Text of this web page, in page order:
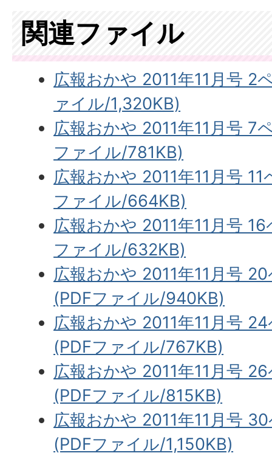
関連ファイル
広報おかや 2011年11月号 2
ァイル/1,320KB)
広報おかや 2011年11月号 7
ファイル/781KB)
広報おかや 2011年11月号
ファイル/664KB)
広報おかや 2011年11月号
ファイル/632KB)
広報おかや 2011年11月号
(PDFファイル/940KB)
広報おかや 2011年11月号
(PDFファイル/767KB)
広報おかや 2011年11月号
(PDFファイル/815KB)
広報おかや 2011年11月号
(PDFファイル/1,150KB)